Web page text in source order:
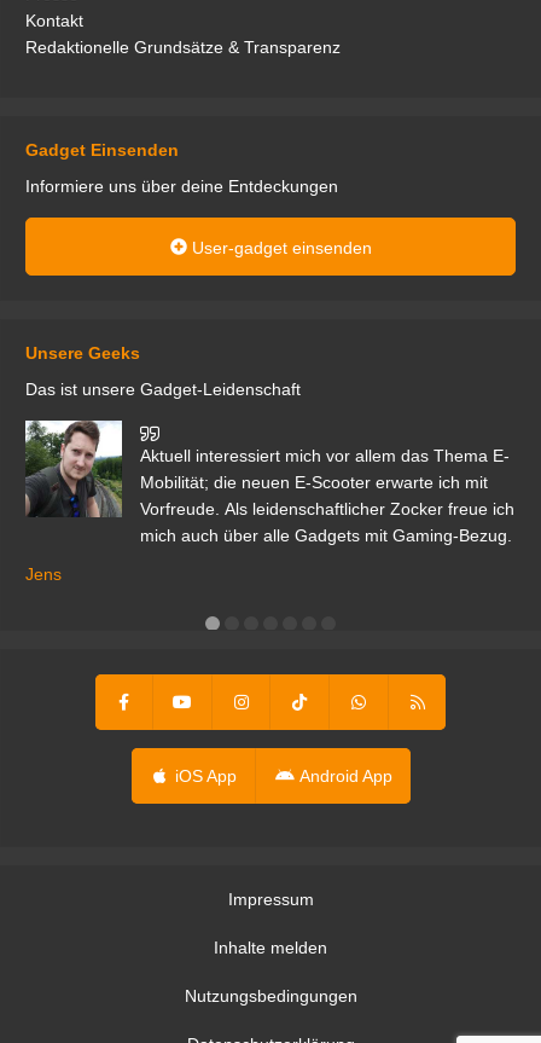
Kontakt
Redaktionelle Grundsätze & Transparenz
Gadget Einsenden
Informiere uns über deine Entdeckungen
User-gadget einsenden
Unsere Geeks
Das ist unsere Gadget-Leidenschaft
Aktuell interessiert mich vor allem das Thema E-
Mobilität; die neuen E-Scooter erwarte ich mit
Vorfreude. Als leidenschaftlicher Zocker freue ich
mich auch über alle Gadgets mit Gaming-Bezug.
Jens
iOS App Android App
Impressum
Inhalte melden
Nutzungsbedingungen